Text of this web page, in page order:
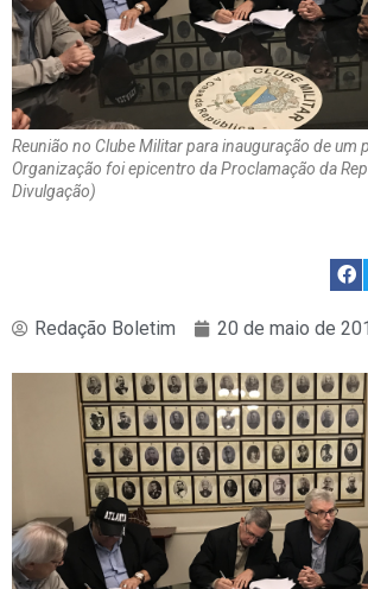
Reunião no Clube Militar para inauguração de um
Organização foi epicentro da Proclamação da
Divulgação)
Redação Boletim 20 de maio de